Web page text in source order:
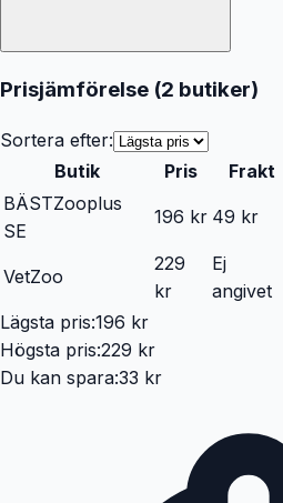
Prisjämförelse (2 butiker)
Sortera efter:
Butik
Pris Frakt
BÄSTZooplus
SE
196 kr 49 kr
VetZoo
229
kr
Ej
angivet
Lägsta pris:196 kr
Högsta pris:229 kr
Du kan spara:33 kr